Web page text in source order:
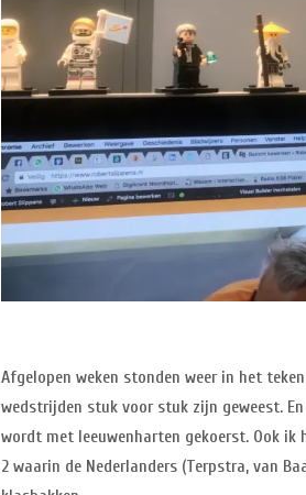
Afgelopen weken stonden weer in het
wedstrijden stuk voor stuk zijn geweest.
wordt met leeuwenharten gekoerst. Ook
2 waarin de Nederlanders (Terpstra, van